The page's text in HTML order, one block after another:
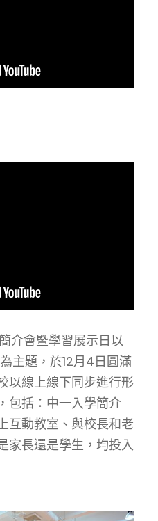
介會暨學習展示日以
主題，於12月4日圓滿
以線上線下同步進行形
包括：中一入學簡介
互動教室、與校長和老
家長還是學生，均投入